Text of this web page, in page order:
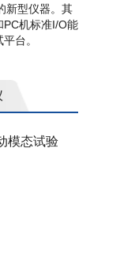
新型仪器。其
PC机标准I/O能
台。
模态试验